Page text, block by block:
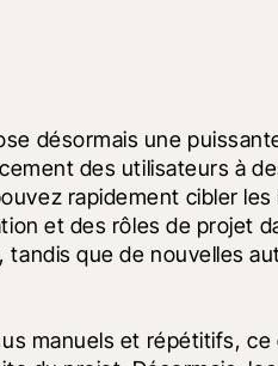
désormais une
des utilisateurs à
rapidement cibler
et des rôles de projet
que de nouvelles
manuels et répétitifs,